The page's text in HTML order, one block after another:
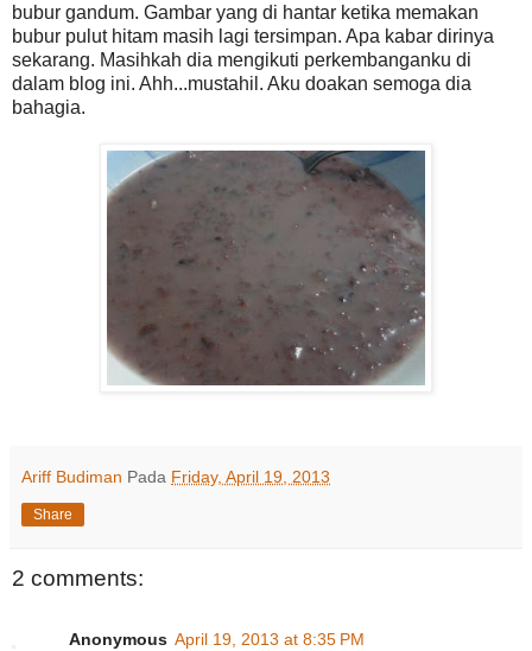
bubur gandum. Gambar yang di hantar ketika memakan
bubur pulut hitam masih lagi tersimpan. Apa kabar dirinya
sekarang. Masihkah dia mengikuti perkembanganku di
dalam blog ini. Ahh...mustahil. Aku doakan semoga dia
bahagia.
Ariff Budiman Pada Friday, April 19, 2013
Share
2 comments:
Anonymous April 19, 2013 at 8:35 PM